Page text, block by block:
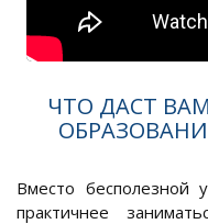
ЧТО ДАСТ
Вместо бесполезной
практичнее